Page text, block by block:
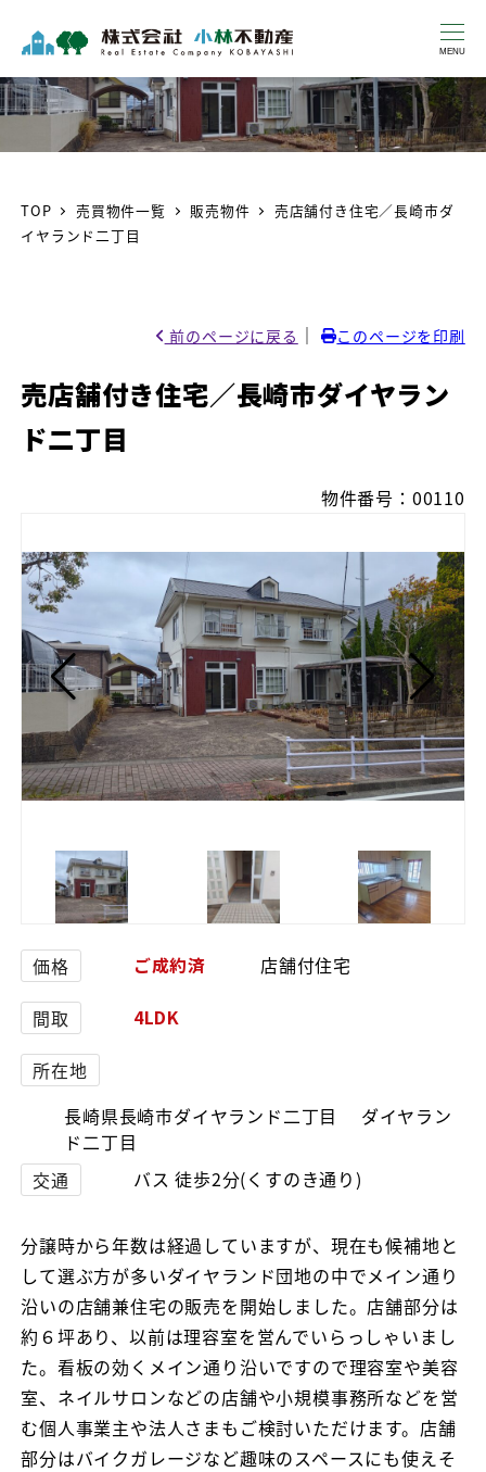
MENU
TOP 売買物件一覧 販売物件
売店舗付き住宅／長崎市ダ
イヤランド二丁目
前のページに戻る ｜ このページを印刷
売店舗付き住宅／長崎市ダイヤラン
ド二丁目
物件番号：00110
価格 ご成約済 店舗付住宅
間取 4LDK
所在地
長崎県長崎市ダイヤランド二丁目 ダイヤラン
ド二丁目
交通
バス 徒歩2分(くすのき通り)
分譲時から年数は経過していますが、現在も候補地と
して選ぶ方が多いダイヤランド団地の中でメイン通り
沿いの店舗兼住宅の販売を開始しました。店舗部分は
約６坪あり、以前は理容室を営んでいらっしゃいまし
た。看板の効くメイン通り沿いですので理容室や美容
室、ネイルサロンなどの店舗や小規模事務所などを営
む個人事業主や法人さまもご検討いただけます。店舗
部分はバイクガレージなど趣味のスペースにも使えそ